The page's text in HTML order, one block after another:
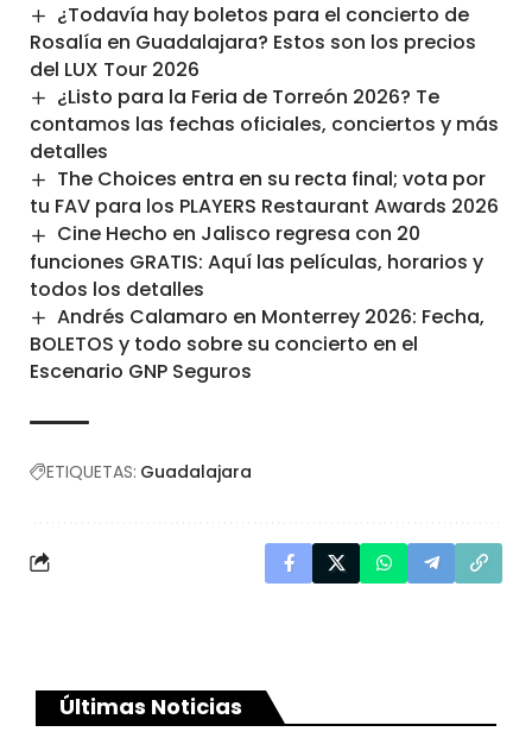
¿Todavía hay boletos para el concierto de
Rosalía en Guadalajara? Estos son los precios
del LUX Tour 2026
¿Listo para la Feria de Torreón 2026? Te
contamos las fechas oficiales, conciertos y más
detalles
The Choices entra en su recta final; vota por
tu FAV para los PLAYERS Restaurant Awards 2026
Cine Hecho en Jalisco regresa con 20
funciones GRATIS: Aquí las películas, horarios y
todos los detalles
Andrés Calamaro en Monterrey 2026: Fecha,
BOLETOS y todo sobre su concierto en el
Escenario GNP Seguros
ETIQUETAS: Guadalajara
Últimas Noticias